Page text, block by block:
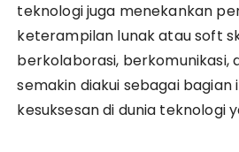
teknologi juga menekankan
keterampilan lunak atau soft
berkolaborasi, berkomunikasi,
semakin diakui sebagai
kesuksesan di dunia teknologi